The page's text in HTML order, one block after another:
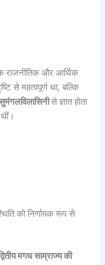
राजनीतिक और आर्थिक
से महत्वपूर्ण था, बल्कि
से ज्ञात होता
को निर्णायक रूप से
मगध साम्राज्य की